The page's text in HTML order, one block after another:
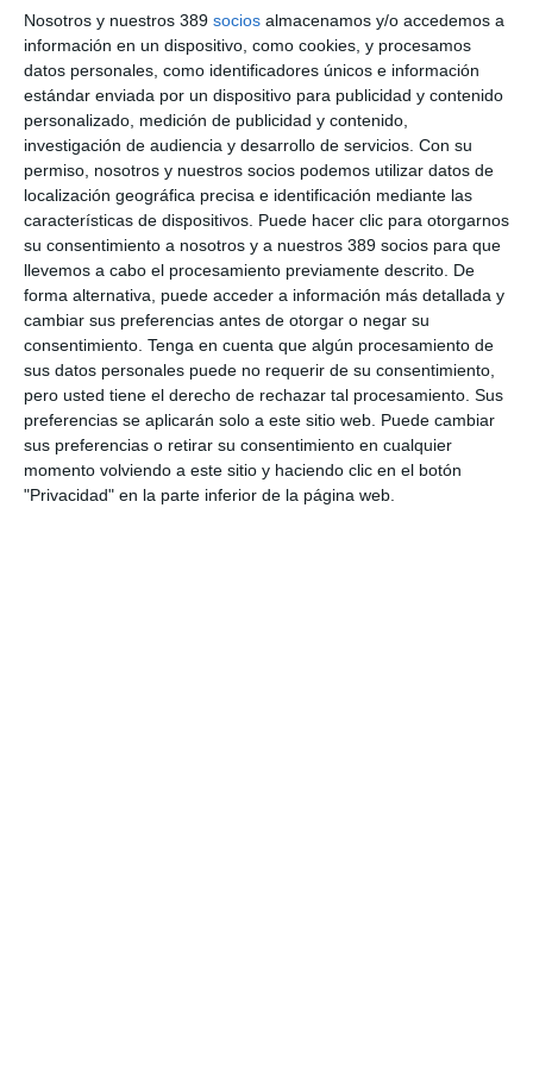
Nosotros y nuestros 389 socios almacenamos y/o accedemos a
información en un dispositivo, como cookies, y procesamos
datos personales, como identificadores únicos e información
estándar enviada por un dispositivo para publicidad y contenido
personalizado, medición de publicidad y contenido,
investigación de audiencia y desarrollo de servicios. Con su
permiso, nosotros y nuestros socios podemos utilizar datos de
localización geográfica precisa e identificación mediante las
características de dispositivos. Puede hacer clic para otorgarnos
su consentimiento a nosotros y a nuestros 389 socios para que
llevemos a cabo el procesamiento previamente descrito. De
forma alternativa, puede acceder a información más detallada y
cambiar sus preferencias antes de otorgar o negar su
consentimiento. Tenga en cuenta que algún procesamiento de
sus datos personales puede no requerir de su consentimiento,
pero usted tiene el derecho de rechazar tal procesamiento. Sus
preferencias se aplicarán solo a este sitio web. Puede cambiar
sus preferencias o retirar su consentimiento en cualquier
momento volviendo a este sitio y haciendo clic en el botón
"Privacidad" en la parte inferior de la página web.
gestión eficiente y personalizada con los asegurados. También,
el análisis del funcionamiento de las redes de reparadores y la
importancia de optimizar procesos, evitar retrasos innecesarios
y agilizar los tiempos de resolución de los siniestros.
Alberto Ocarranza, presidente de Fecor, afirmó que "desde la
Federación agradecemos la transparencia y la voluntad de
Zurich por trabajar codo con codo con el corredor. Este es
precisamente uno de los valores de Fecor, actuar como un
puente entre aseguradoras y corredores que transforma las
dudas del día a día en procesos más eficientes y orientados al
futuro, en beneficio de todo el sector y del cliente final".
Si quiere recibir diariamente y GRATIS noticias como
esta, pinche aquí
LO ÚLTIMO
Reale asegura la 72ª edición del Festival Internacional de Teatro